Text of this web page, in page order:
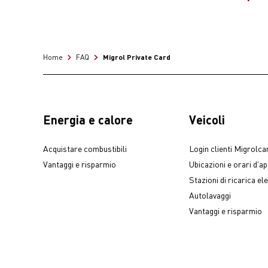
selezioni il
terminato
Home FAQ Migrol Private Card
Energia e calore
Acquistare combustibili
Vantaggi e risparmio
Veicoli
Login clienti
Ubicazioni e orari
Stazioni di ricarica
Autolavaggi
Vantaggi e risparmio